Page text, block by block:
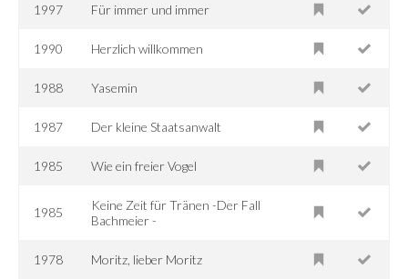
1997 Für immer und immer
1990 Herzlich willkommen
1988 Yasemin
1987 Der kleine Staatsanwalt
1985 Wie ein freier Vogel
1985
Keine Zeit für Tränen -Der Fall
Bachmeier -
1978 Moritz, lieber Moritz